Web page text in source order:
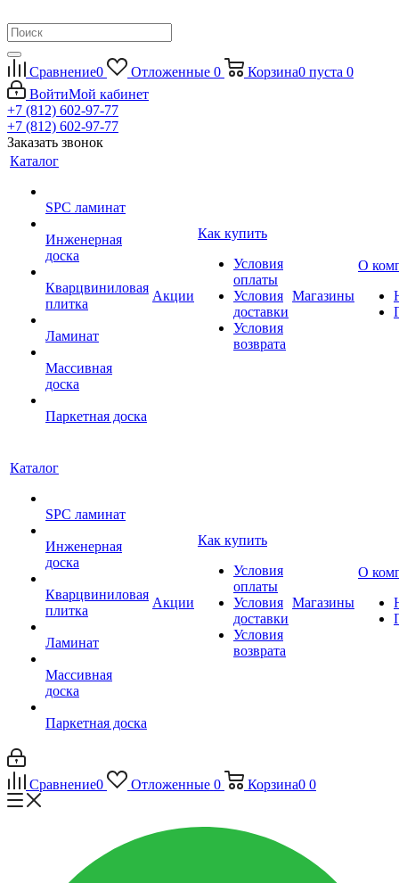
Сравнение0 Отложенные 0 Корзина0 пуста 0
ВойтиМой кабинет
+7 (812) 602-97-77
+7 (812) 602-97-77
Заказать звонок
Каталог
SPC ламинат
Инженерная
доска
Кварцвиниловая
плитка
Ламинат
Массивная
доска
Паркетная доска
Акции
Как купить
Условия
оплаты
Условия
доставки
Условия
возврата
Магазины
О
Каталог
SPC ламинат
Инженерная
доска
Кварцвиниловая
плитка
Ламинат
Массивная
доска
Паркетная доска
Акции
Как купить
Условия
оплаты
Условия
доставки
Условия
возврата
Магазины
О
Сравнение0 Отложенные 0 Корзина0 0